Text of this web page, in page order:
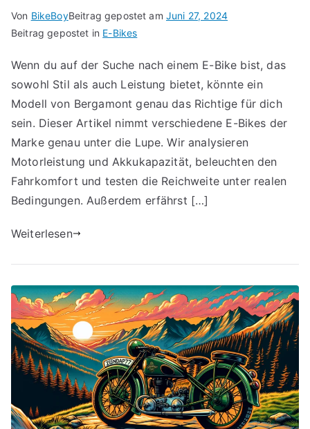
Von BikeBoyBeitrag gepostet am Juni 27, 2024
Beitrag gepostet in E-Bikes
Wenn du auf der Suche nach einem E-Bike bist, das
sowohl Stil als auch Leistung bietet, könnte ein
Modell von Bergamont genau das Richtige für dich
sein. Dieser Artikel nimmt verschiedene E-Bikes der
Marke genau unter die Lupe. Wir analysieren
Motorleistung und Akkukapazität, beleuchten den
Fahrkomfort und testen die Reichweite unter realen
Bedingungen. Außerdem erfährst […]
Weiterlesen